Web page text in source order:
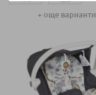
+ още варианти